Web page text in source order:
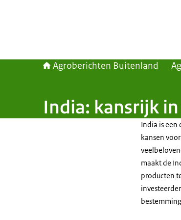
Agroberichten Buitenland
India: kansrijk
India is een
kansen
maakt de
producten